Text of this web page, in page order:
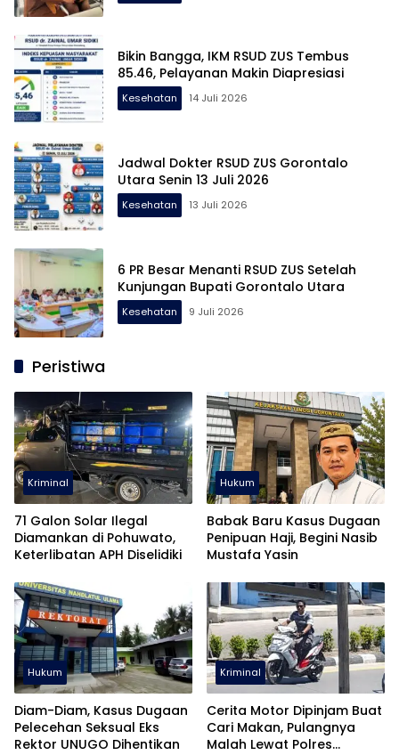
Bikin Bangga, IKM RSUD ZUS Tembus
85.46, Pelayanan Makin Diapresiasi
Kesehatan 14 Juli 2026
Jadwal Dokter RSUD ZUS Gorontalo
Utara Senin 13 Juli 2026
Kesehatan 13 Juli 2026
6 PR Besar Menanti RSUD ZUS Setelah
Kunjungan Bupati Gorontalo Utara
Kesehatan 9 Juli 2026
Peristiwa
Kriminal
71 Galon Solar Ilegal
Diamankan di Pohuwato,
Keterlibatan APH Diselidiki
Hukum
Babak Baru Kasus Dugaan
Penipuan Haji, Begini Nasib
Mustafa Yasin
Hukum
Diam-Diam, Kasus Dugaan
Pelecehan Seksual Eks
Rektor UNUGO Dihentikan
Kriminal
Cerita Motor Dipinjam Buat
Cari Makan, Pulangnya
Malah Lewat Polres